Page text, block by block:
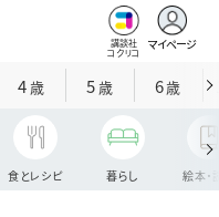
講談社
コクリコ
マイページ
4歳 5歳 6歳
食とレシピ 暮らし 絵本・